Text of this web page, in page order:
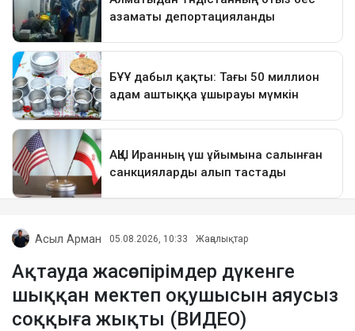
Асыл Арман 05.08.2026, 10:33 Жаңалықтар
Ақтауда жасөспірімдер дүкенге
шыққан мектеп оқушысын аяусыз
соққыға жықты (ВИДЕО)